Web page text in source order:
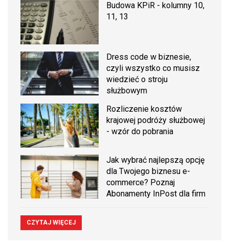
Budowa KPiR - kolumny 10,
11, 13
Dress code w biznesie,
czyli wszystko co musisz
wiedzieć o stroju
służbowym
Rozliczenie kosztów
krajowej podróży służbowej
- wzór do pobrania
Jak wybrać najlepszą opcję
dla Twojego biznesu e-
commerce? Poznaj
Abonamenty InPost dla firm
CZYTAJ WIĘCEJ